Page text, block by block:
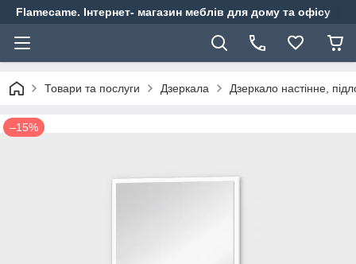
Flamecame. Інтернет- магазин меблів для дому та офісу
Товари та послуги Дзеркала Дзеркало настінне,
–15%